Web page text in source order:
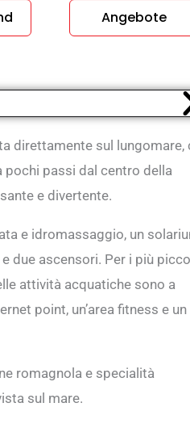
Angebote
direttamente sul lungomare,
pochi passi dal centro della
e divertente.
e idromassaggio, un
due ascensori. Per i più
attività acquatiche sono a
point, un’area fitness e un
romagnola e specialità
sul mare.